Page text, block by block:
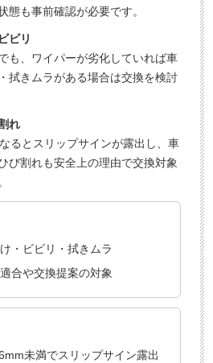
態も事前確認が必要です。
ビリ
も、ワイパーが劣化していれば車
拭きムラがある場合は交換を検討
れ
るとスリップサインが露出し、車
び割れも安全上の理由で交換対象
・ビビリ・拭きムラ
合や交換提案の対象
未満でスリップサイン露出